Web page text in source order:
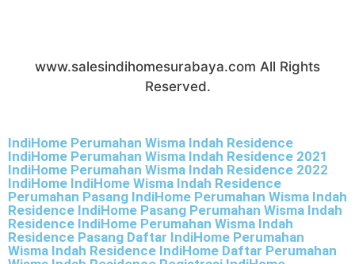
www.salesindihomesurabaya.com All Rights
Reserved.
IndiHome Perumahan Wisma Indah Residence
IndiHome Perumahan Wisma Indah Residence 2021
IndiHome Perumahan Wisma Indah Residence 2022
IndiHome IndiHome Wisma Indah Residence
Perumahan Pasang IndiHome Perumahan Wisma Indah
Residence IndiHome Pasang Perumahan Wisma Indah
Residence IndiHome Perumahan Wisma Indah
Residence Pasang Daftar IndiHome Perumahan
Wisma Indah Residence IndiHome Daftar Perumahan